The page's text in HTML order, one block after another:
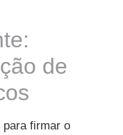
de
firmar o